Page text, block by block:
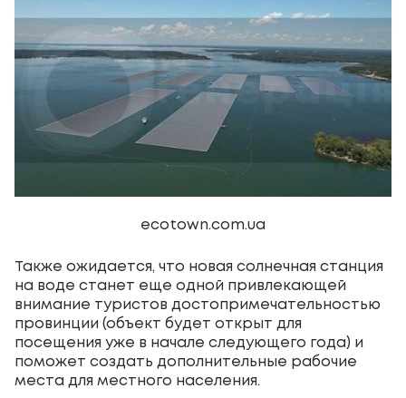
ecotown.com.ua
Также ожидается, что новая солнечная станция
на воде станет еще одной привлекающей
внимание туристов достопримечательностью
провинции (объект будет открыт для
посещения уже в начале следующего года) и
поможет создать дополнительные рабочие
места для местного населения.